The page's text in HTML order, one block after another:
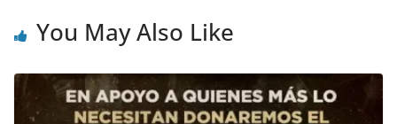
You May Also Like